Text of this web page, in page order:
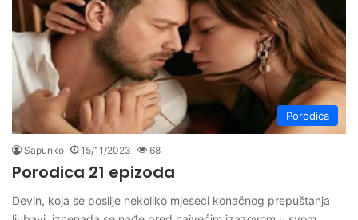
Porodica
Sapunko 15/11/2023 68
Porodica 21 epizoda
Devin, koja se poslije nekoliko mjeseci konačnog prepuštanja